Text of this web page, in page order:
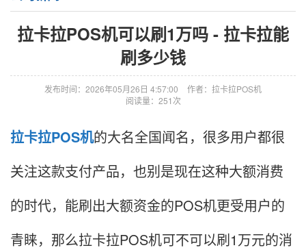
拉卡拉POS机可以刷1万吗 - 拉卡拉能
刷多少钱
发布时间：2026年05月26日 4:57:00
作者：拉卡拉POS机
阅读量：251次
拉卡拉POS机的大名全国闻名，很多用户都很
关注这款支付产品，也别是现在这种大额消费
的时代，能刷出大额资金的POS机更受用户的
青睐，那么拉卡拉POS机可不可以刷1万元的消